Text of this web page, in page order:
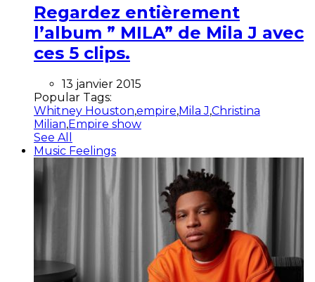
Regardez entièrement
l’album ” MILA” de Mila J avec
ces 5 clips.
13 janvier 2015
Popular Tags:
Whitney Houston,empire,Mila J,Christina
Milian,Empire show
See All
Music Feelings